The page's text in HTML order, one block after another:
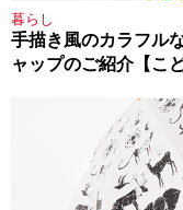
暮らし
手描き風のカラフル
ャップのご紹介【こ